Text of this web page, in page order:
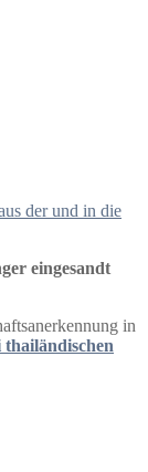
der und in die
eingesandt
in